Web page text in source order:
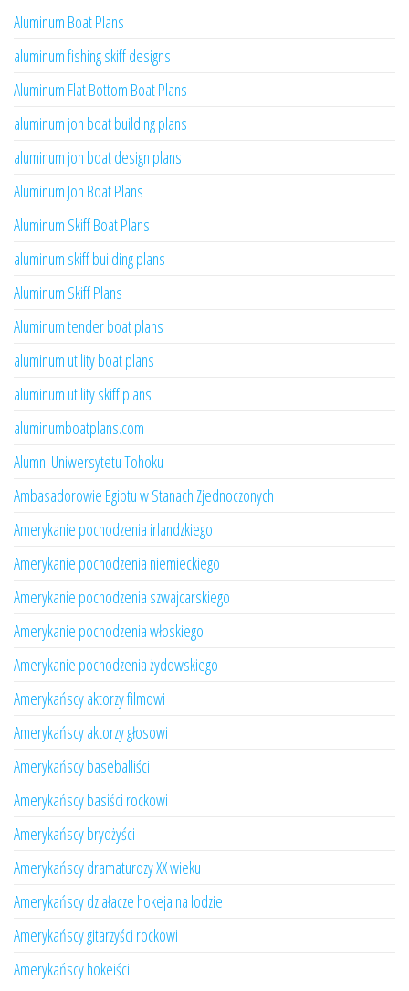
Aluminum Boat Plans
aluminum fishing skiff designs
Aluminum Flat Bottom Boat Plans
aluminum jon boat building plans
aluminum jon boat design plans
Aluminum Jon Boat Plans
Aluminum Skiff Boat Plans
aluminum skiff building plans
Aluminum Skiff Plans
Aluminum tender boat plans
aluminum utility boat plans
aluminum utility skiff plans
aluminumboatplans.com
Alumni Uniwersytetu Tohoku
Ambasadorowie Egiptu w Stanach Zjednoczonych
Amerykanie pochodzenia irlandzkiego
Amerykanie pochodzenia niemieckiego
Amerykanie pochodzenia szwajcarskiego
Amerykanie pochodzenia włoskiego
Amerykanie pochodzenia żydowskiego
Amerykańscy aktorzy filmowi
Amerykańscy aktorzy głosowi
Amerykańscy baseballiści
Amerykańscy basiści rockowi
Amerykańscy brydżyści
Amerykańscy dramaturdzy XX wieku
Amerykańscy działacze hokeja na lodzie
Amerykańscy gitarzyści rockowi
Amerykańscy hokeiści